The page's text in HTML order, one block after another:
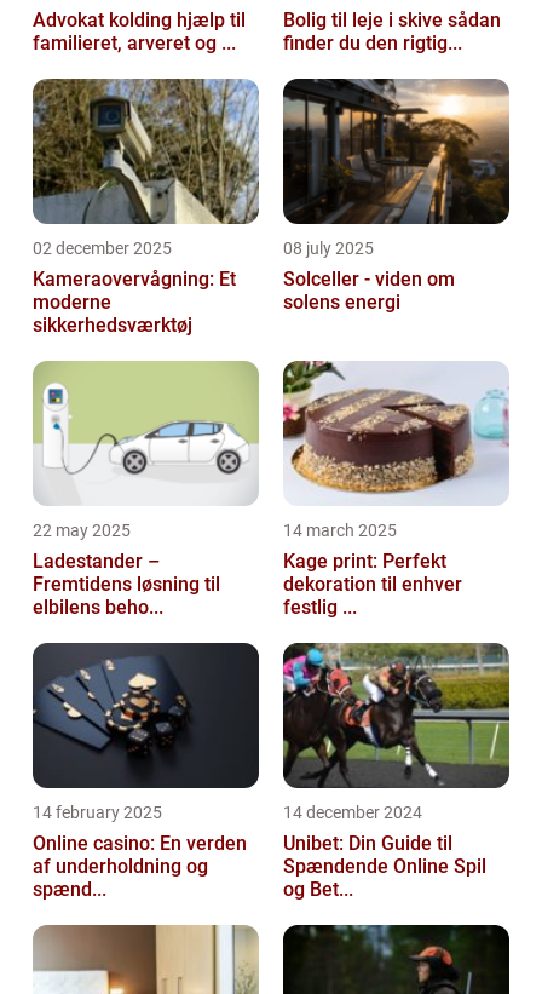
Advokat kolding hjælp til
familieret, arveret og ...
Bolig til leje i skive sådan
finder du den rigtig...
02 december 2025
Kameraovervågning: Et
moderne
sikkerhedsværktøj
08 july 2025
Solceller - viden om
solens energi
22 may 2025
Ladestander –
Fremtidens løsning til
elbilens beho...
14 march 2025
Kage print: Perfekt
dekoration til enhver
festlig ...
14 february 2025
Online casino: En verden
af underholdning og
spænd...
14 december 2024
Unibet: Din Guide til
Spændende Online Spil
og Bet...